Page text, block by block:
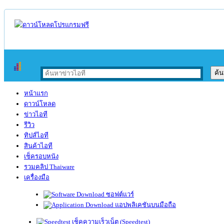
หน้าแรก
ดาวน์โหลด
ข่าวไอที
รีวิว
ทิปส์ไอที
สินค้าไอที
เช็ครอบหนัง
รวมคลิป Thaiware
เครื่องมือ
ซอฟต์แวร์
แอปพลิเคชันบนมือถือ
เช็คความเร็วเน็ต (Speedtest)